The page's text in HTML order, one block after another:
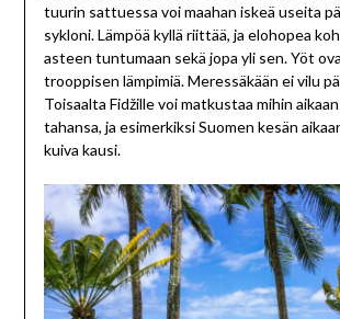
tuurin sattuessa voi maahan iskeä useita
sykloni. Lämpöä kyllä riittää, ja elohopea
asteen tuntumaan sekä jopa yli sen. Yöt
trooppisen lämpimiä. Meressäkään ei vilu
Toisaalta Fidžille voi matkustaa mihin
tahansa, ja esimerkiksi Suomen kesän
kuiva kausi.